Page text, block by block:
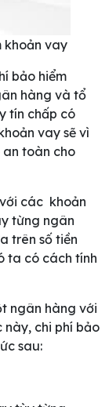
khoản vay
bảo hiểm
hàng và tổ
tín chấp có
vay sẽ vì
toàn cho
các khoản
từng ngân
trên số tiền
ta có cách tính
ngân hàng với
này, chi phí bảo
sau: